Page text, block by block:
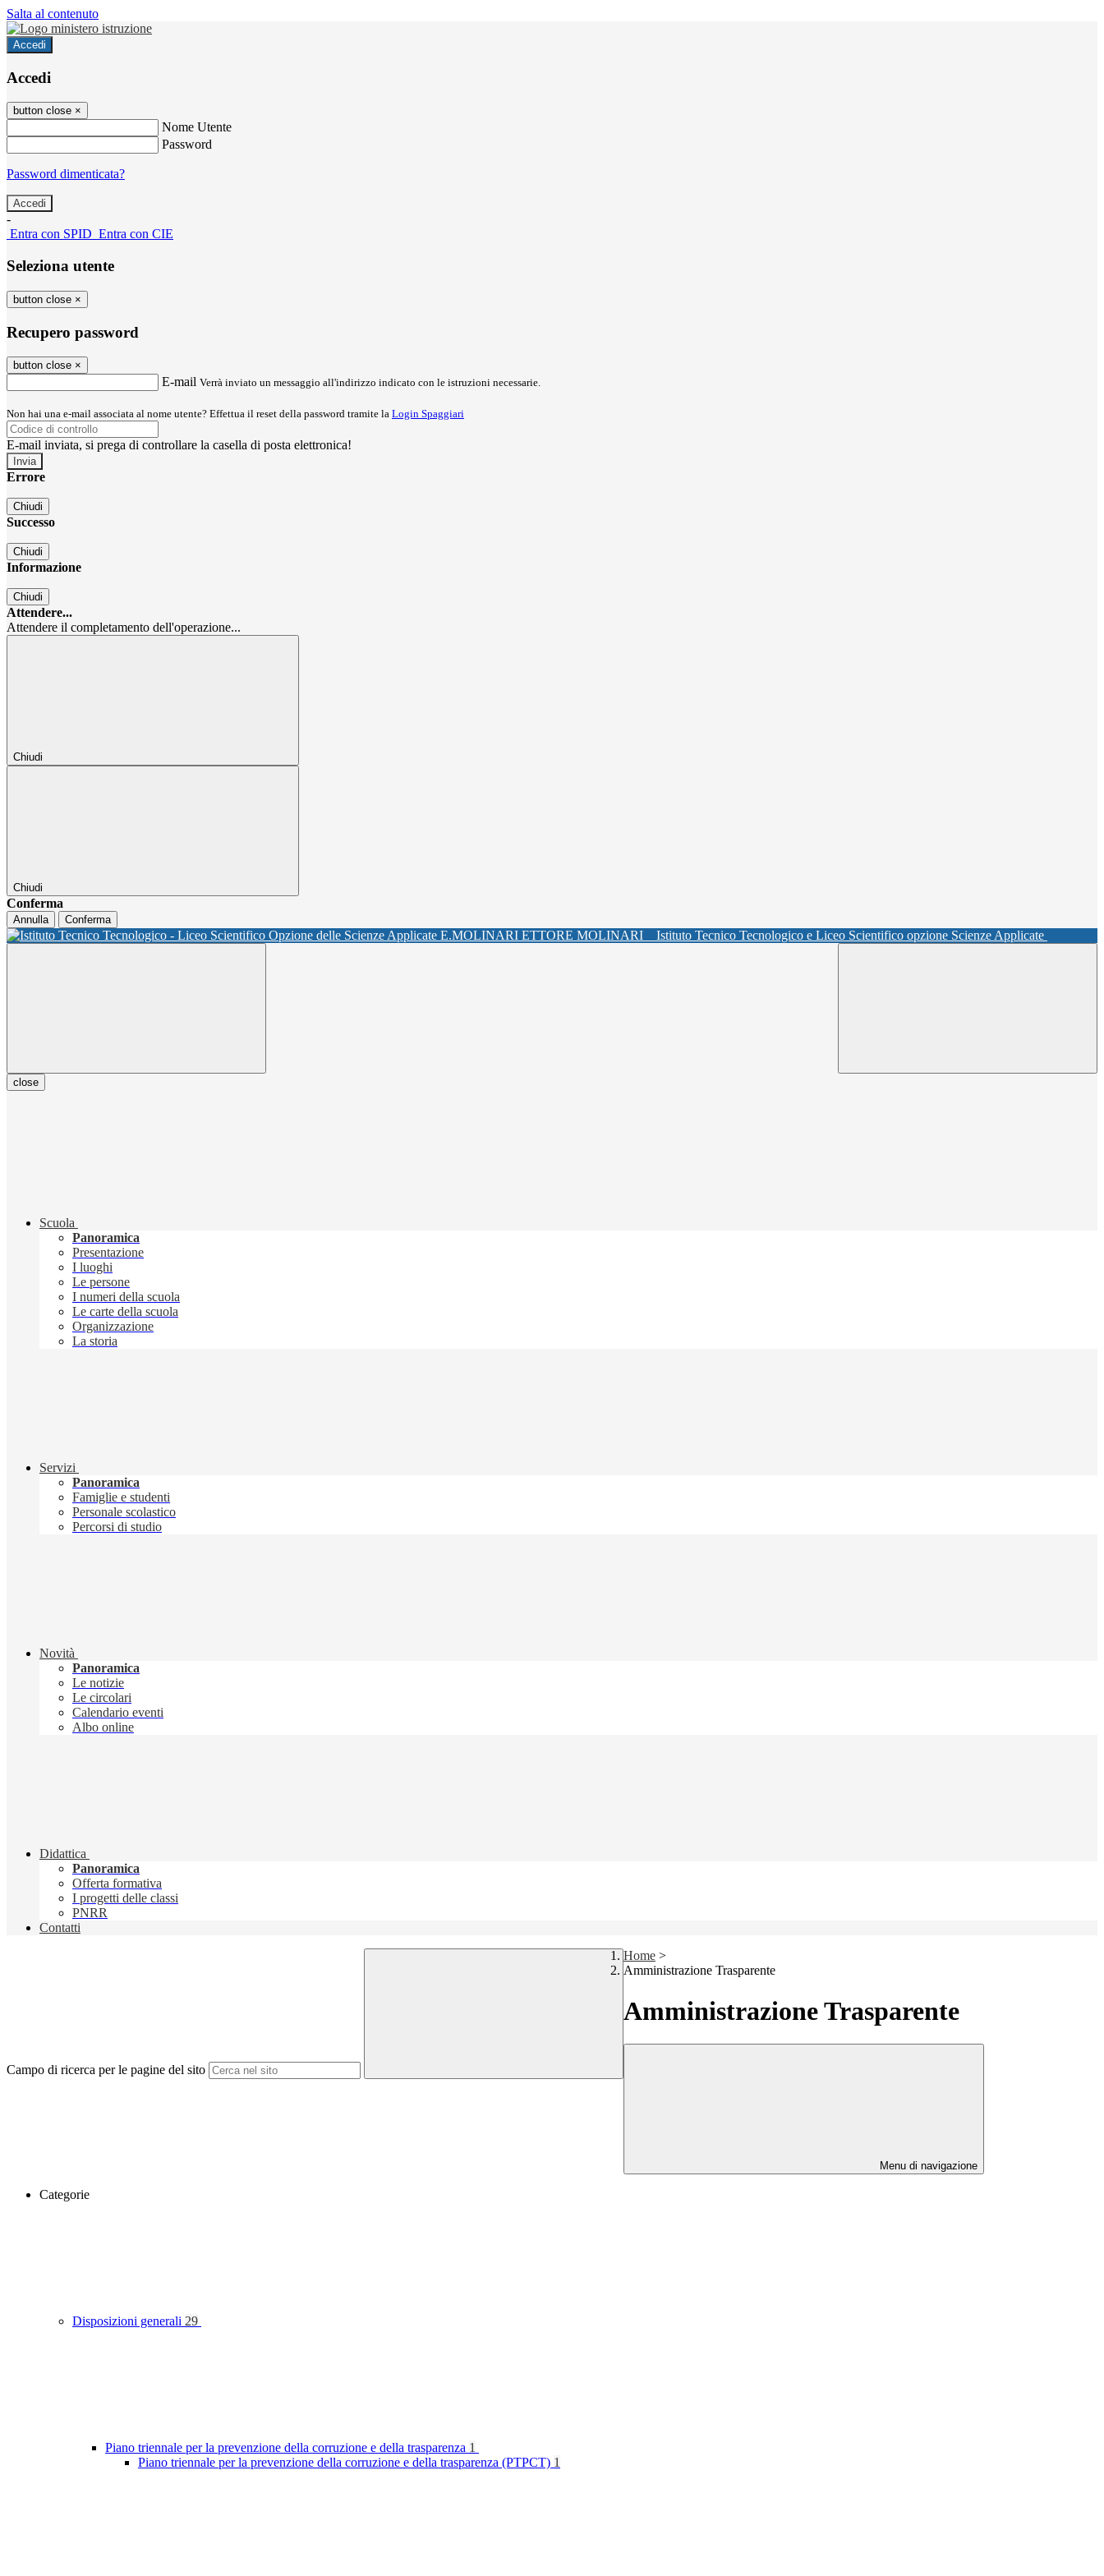
Salta al contenuto
Accedi
Accedi
button close ×
Nome Utente
Password
Password dimenticata?
-
Entra con SPID Entra con CIE
Seleziona utente
button close ×
Recupero password
button close ×
E-mail Verrà inviato un messaggio all'indirizzo indicato con le istruzioni necessarie.
Non hai una e-mail associata al nome utente? Effettua il reset della password tramite la Login Spaggiari
E-mail inviata, si prega di controllare la casella di posta elettronica!
Errore
Chiudi
Successo
Chiudi
Informazione
Chiudi
Attendere...
Attendere il completamento dell'operazione...
Chiudi
Chiudi
Conferma
Annulla Conferma
ETTORE MOLINARI Istituto Tecnico Tecnologico e Liceo Scientifico opzione Scienze Applicate
close
Scuola
Panoramica
Presentazione
I luoghi
Le persone
I numeri della scuola
Le carte della scuola
Organizzazione
La storia
Servizi
Panoramica
Famiglie e studenti
Personale scolastico
Percorsi di studio
Novità
Panoramica
Le notizie
Le circolari
Calendario eventi
Albo online
Didattica
Panoramica
Offerta formativa
I progetti delle classi
PNRR
Contatti
Campo di ricerca per le pagine del sito
Home >
Amministrazione Trasparente
Amministrazione Trasparente
Menu di navigazione
Categorie
Disposizioni generali 29
Piano triennale per la prevenzione della corruzione e della trasparenza 1
Piano triennale per la prevenzione della corruzione e della trasparenza (PTPCT) 1